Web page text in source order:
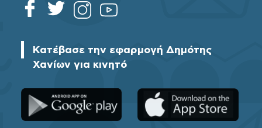
Κατέβασε την εφαρμογή Δημότης
Χανίων για κινητό